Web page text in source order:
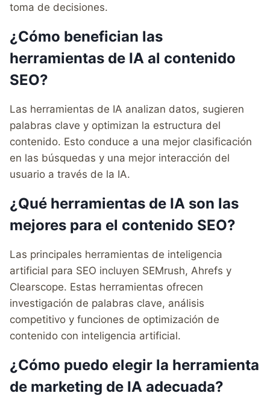
toma de decisiones.
¿Cómo benefician las
herramientas de IA al contenido
SEO?
Las herramientas de IA analizan datos, sugieren
palabras clave y optimizan la estructura del
contenido. Esto conduce a una mejor clasificación
en las búsquedas y una mejor interacción del
usuario a través de la IA.
¿Qué herramientas de IA son las
mejores para el contenido SEO?
Las principales herramientas de inteligencia
artificial para SEO incluyen SEMrush, Ahrefs y
Clearscope. Estas herramientas ofrecen
investigación de palabras clave, análisis
competitivo y funciones de optimización de
contenido con inteligencia artificial.
¿Cómo puedo elegir la herramienta
de marketing de IA adecuada?